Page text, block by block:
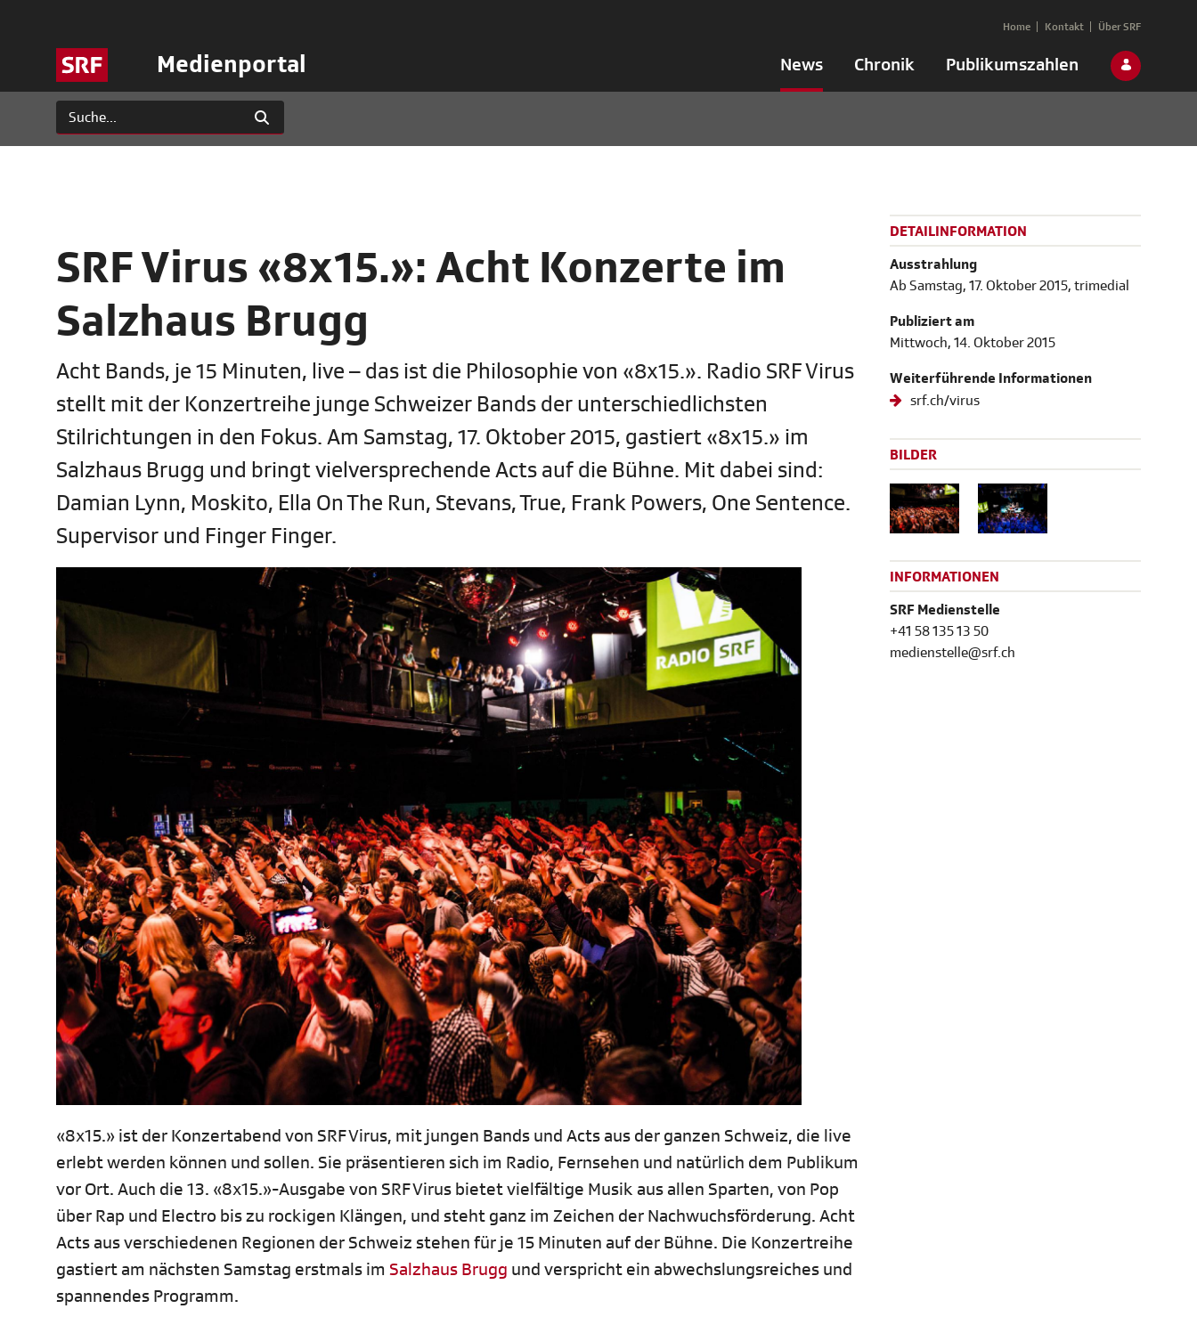
Medienportal News Chronik Publikumszahlen
Home Kontakt Über SRF
SRF Virus «8x15.»: Acht Konzerte im
Salzhaus Brugg
Acht Bands, je 15 Minuten, live – das ist die Philosophie von «8x15.». Radio SRF Virus
stellt mit der Konzertreihe junge Schweizer Bands der unterschiedlichsten
Stilrichtungen in den Fokus. Am Samstag, 17. Oktober 2015, gastiert «8x15.» im
Salzhaus Brugg und bringt vielversprechende Acts auf die Bühne. Mit dabei sind:
Damian Lynn, Moskito, Ella On The Run, Stevans, True, Frank Powers, One Sentence.
Supervisor und Finger Finger.
«8x15.» ist der Konzertabend von SRF Virus, mit jungen Bands und Acts aus der ganzen Schweiz, die live
erlebt werden können und sollen. Sie präsentieren sich im Radio, Fernsehen und natürlich dem Publikum
vor Ort. Auch die 13. «8x15.»-Ausgabe von SRF Virus bietet vielfältige Musik aus allen Sparten, von Pop
über Rap und Electro bis zu rockigen Klängen, und steht ganz im Zeichen der Nachwuchsförderung. Acht
Acts aus verschiedenen Regionen der Schweiz stehen für je 15 Minuten auf der Bühne. Die Konzertreihe
gastiert am nächsten Samstag erstmals im Salzhaus Brugg und verspricht ein abwechslungsreiches und
spannendes Programm.
DETAILINFORMATION
Ausstrahlung
Ab Samstag, 17. Oktober 2015, trimedial
Publiziert am
Mittwoch, 14. Oktober 2015
Weiterführende Informationen
srf.ch/virus
BILDER
INFORMATIONEN
SRF Medienstelle
+41 58 135 13 50
medienstelle@srf.ch